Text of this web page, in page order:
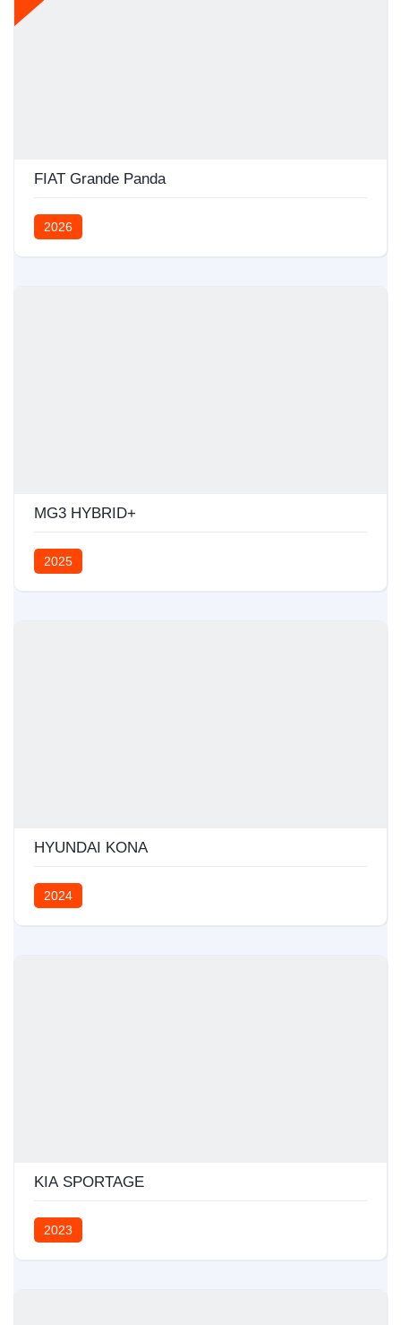
FIAT Grande Panda
2026
MG3 HYBRID+
2025
HYUNDAI KONA
2024
KIA SPORTAGE
2023